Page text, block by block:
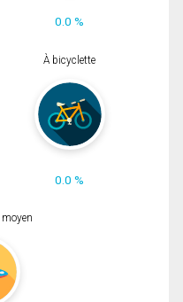
0.0 %
À bicyclette
0.0 %